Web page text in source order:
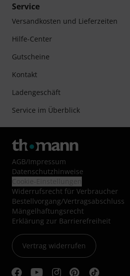
Service
Versandkosten und Lieferzeiten
Hilfe-Center
Gutscheine
Kontakt
Ladengeschäft
Service im Überblick
AGB/Impressum
Datenschutzhinweise
Widerrufsrecht für Verbraucher
Bestellvorgang/Vertragsabschluss
Mängelhaftungsrecht
Erklärung zur Barrierefreiheit
Vertrag widerrufen